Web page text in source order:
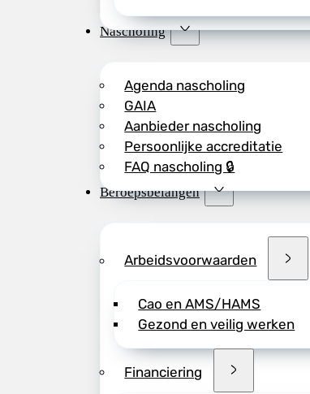
Nascholing
Agenda nascholing
GAIA
Aanbieder nascholing
Persoonlijke accreditatie
FAQ nascholing 🔒
Beroepsbelangen
Arbeidsvoorwaarden
Cao en AMS/HAMS
Gezond en veilig werken
Financiering